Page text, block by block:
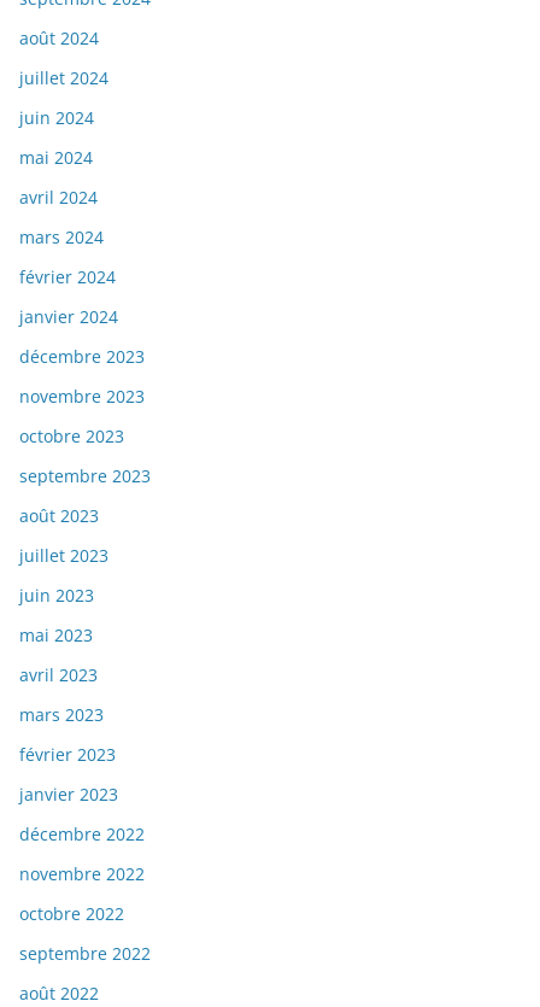
août 2024
juillet 2024
juin 2024
mai 2024
avril 2024
mars 2024
février 2024
janvier 2024
décembre 2023
novembre 2023
octobre 2023
septembre 2023
août 2023
juillet 2023
juin 2023
mai 2023
avril 2023
mars 2023
février 2023
janvier 2023
décembre 2022
novembre 2022
octobre 2022
septembre 2022
août 2022